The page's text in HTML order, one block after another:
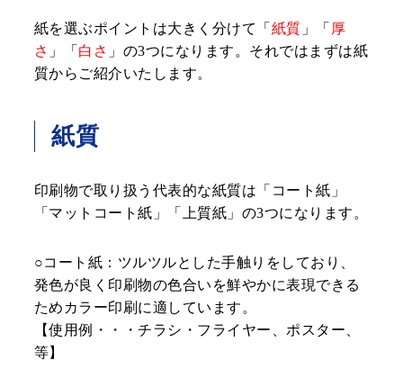
紙を選ぶポイントは大きく分けて「 紙質 」「 厚
さ 」「 白さ 」の3つになります。それではまずは紙
質からご紹介いたします。
紙質
印刷物で取り扱う代表的な紙質は「コート紙」
「マットコート紙」「上質紙」の3つになります。
○コート紙：ツルツルとした手触りをしており、
発色が良く印刷物の色合いを鮮やかに表現できる
ためカラー印刷に適しています。
【使用例・・・チラシ・フライヤー、ポスター、
等】